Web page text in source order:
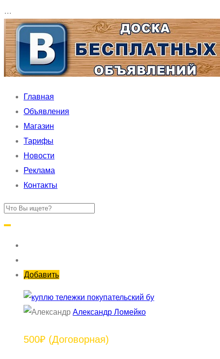
…
Главная
Объявления
Магазин
Тарифы
Новости
Реклама
Контакты
Добавить
Александр Ломейко
500₽ (Договорная)